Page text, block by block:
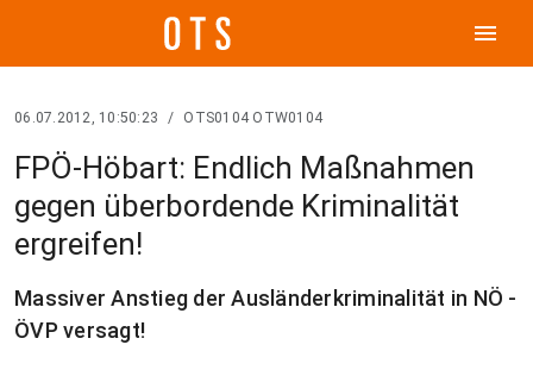
menu
06.07.2012, 10:50:23 / OTS0104 OTW0104
FPÖ-Höbart: Endlich Maßnahmen
gegen überbordende Kriminalität
ergreifen!
Massiver Anstieg der Ausländerkriminalität in NÖ -
ÖVP versagt!